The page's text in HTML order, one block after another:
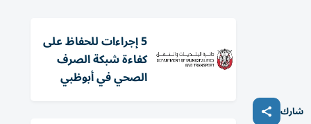
شارك
5 إجراءات للحفاظ على
كفاءة شبكة الصرف
الصحي في أبوظبي